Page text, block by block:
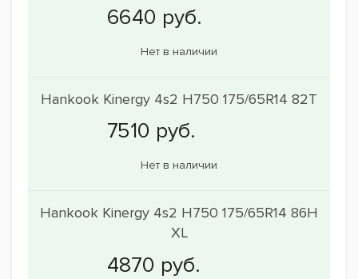
Нет в наличии
Hankook Kinergy 4s2 H750 175/65R14 82T
Нет в наличии
Hankook Kinergy 4s2 H750 175/65R14 86H
XL